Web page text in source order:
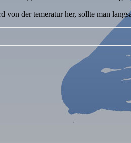
der temeratur her, sollte man